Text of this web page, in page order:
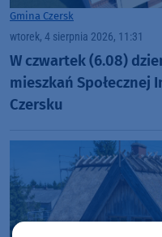
Gmina Czersk
wtorek, 4 sierpnia 2026, 11:31
W czwartek (6.08)
mieszkań Społecznej
Czersku